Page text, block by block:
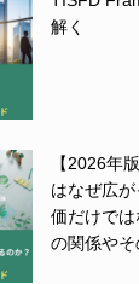
解く
【2026年
はなぜ広
価だけでは
の関係や